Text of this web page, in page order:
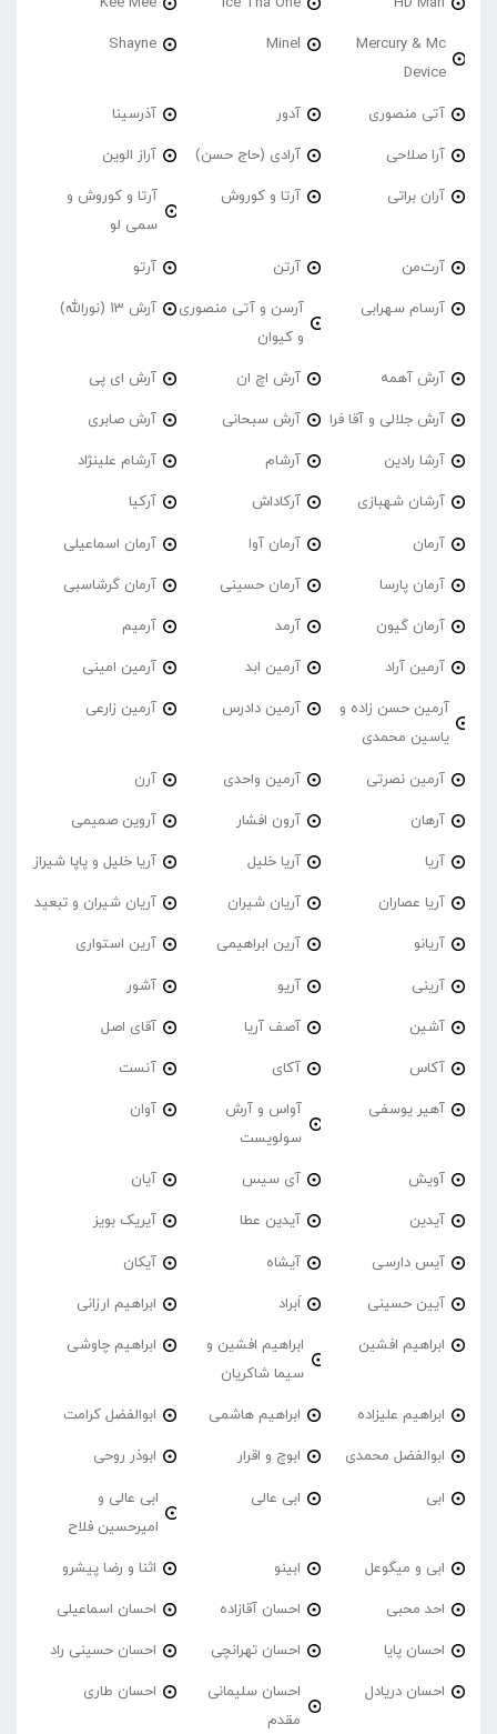
Mercury & Mc
Device
Minel
Shayne
آتی منصوری آدور آذرسینا
آرا صلاحی آرادی (حاج حسن) آراز الوین
آران براتی آرتا و کوروش
آرتا و کوروش و
سمی لو
آرت‌من آرتن آرتو
آرسام سهرابی
آرسن و آتی منصوری
و کیوان
آرش 13 (نورالله)
آرش آهمه آرش اچ ان آرش ای پی
آرش جلالی و آقا فرا آرش سبحانی آرش صابری
آرشا رادین آرشام آرشام علینژاد
آرشان شهبازی آرکاداش آرکیا
آرمان آرمان آوا آرمان اسماعیلی
آرمان پارسا آرمان حسینی آرمان گرشاسبی
آرمان گیون آرمد آرمیم
آرمین آراد آرمین ابد آرمین امینی
آرمین حسن زاده و
یاسین محمدی
آرمین دادرس آرمین زارعی
آرمین نصرتی آرمین واحدی آرن
آرهان آرون افشار آروین صمیمی
آریا آریا خلیل آریا خلیل و پاپا شیراز
آریا عصاران آریان شیران آریان شیران و تبعید
آریانو آرین ابراهیمی آرین استواری
آرینی آریو آشور
آشین آصف آریا آقای اصل
آکاس آکای آنست
آهیر یوسفی
آواس و آرش
سولویست
آوان
آویش آی سیس آیان
آیدین آیدین عطا آیریک بویز
آیس دارسی آیشاه آیکان
آیین حسینی اَبراد ابراهیم ارزانی
ابراهیم افشین
ابراهیم افشین و
سیما شاکریان
ابراهیم چاوشی
ابراهیم علیزاده ابراهیم هاشمی ابوالفضل کرامت
ابوالفضل محمدی ابوچ و اقرار ابوذر روحی
ابی ابی عالی
ابی عالی و
امیرحسین فلاح
ابی و میگوعل ابینو اثنا و رضا پیشرو
احد محبی احسان آقازاده احسان اسماعیلی
احسان پایا احسان تهرانچی احسان حسینی راد
احسان دریادل
احسان سلیمانی
مقدم
احسان طاری